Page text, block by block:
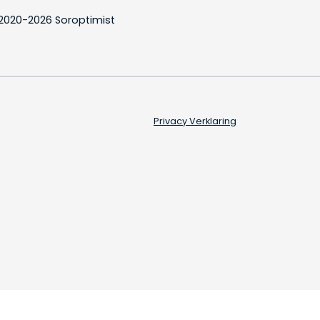
2026 Soroptimist
Privacy Verklaring